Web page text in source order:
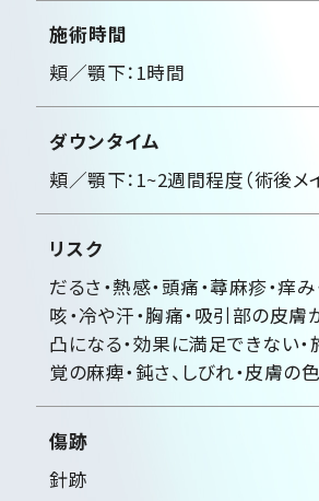
施術時間
頬／顎下：1時間
ダウンタイム
頬／顎下：1~2週間程度（術後メ
リスク
だるさ・熱感・頭痛・蕁麻疹・痒み
咳・冷や汗・胸痛・吸引部の皮膚
凸になる・効果に満足できない
覚の麻痺・鈍さ、しびれ・皮膚の
傷跡
針跡